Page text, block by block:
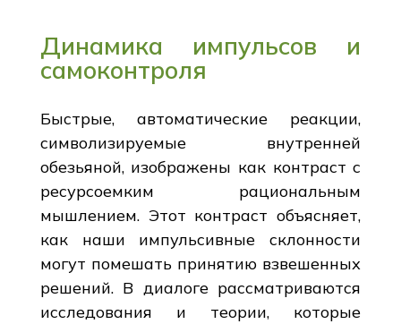
Динамика импульсов и
самоконтроля
Быстрые, автоматические реакции,
символизируемые внутренней
обезьяной, изображены как контраст с
ресурсоемким рациональным
мышлением. Этот контраст объясняет,
как наши импульсивные склонности
могут помешать принятию взвешенных
решений. В диалоге рассматриваются
исследования и теории, которые